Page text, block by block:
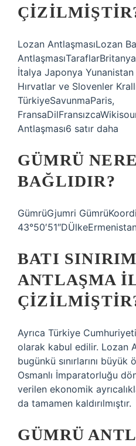
Lozan AntlaşmasıLozan
İtalya Japonya Yunanistan
Hırvatlar ve Slovenler
TürkiyeSavunmaParis,
Antlaşması6 satır daha
GÜMRÜ
BAĞLIDIR?
GümrüGjumri
BATI
ANTLAŞMA
Ayrıca Türkiye
olarak kabul edilir. Lozan
bugünkü sınırlarını
Osmanlı İmparatorluğu
verilen ekonomik
da tamamen kaldırılmıştır.
GÜMRÜ